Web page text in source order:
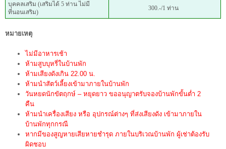
บุคคลเสริม (เสริมได้ 5 ท่าน ไม่มี
ที่นอนเสริม)
300.-/1 ท่าน
หมายเหตุ
ไม่มีอาหารเช้า
ห้ามสูบบุหรี่ในบ้านพัก
ห้ามเสียงดังเกิน 22.00 น.
ห้ามนำสัตว์เลี้ยงเข้ามาภายในบ้านพัก
วันหยดนักขัตฤกษ์ – หยุดยาว ขออนุญาตรับจองบ้านพักขั้นต่ำ 2
คืน
ห้ามนำเครื่องเสียง หรือ อุปกรณ์ต่างๆ ที่ส่งเสียงดัง เข้ามาภายใน
บ้านพักทุกกรณี
หากมีของสูญหายเสียหายชำรุด ภายในบริเวณบ้านพัก ผู้เช่าต้องรับ
ผิดชอบ